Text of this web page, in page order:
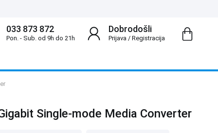
Dobrodošli
Prijava/ Registracija
033 873 872
Pon. - Sub. od 9h do 21h
Single-mode Media Converter